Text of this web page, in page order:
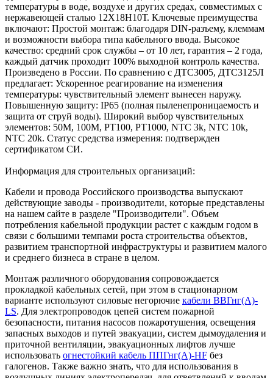
температуры в воде, воздухе и других средах, совместимых с
нержавеющей сталью 12Х18Н10Т. Ключевые преимущества
включают: Простой монтаж: благодаря DIN-разъему, клеммам
и возможности выбора типа кабельного ввода. Высокое
качество: средний срок службы – от 10 лет, гарантия – 2 года,
каждый датчик проходит 100% выходной контроль качества.
Произведено в России. По сравнению с ДТС3005, ДТС3125Л
предлагает: Ускоренное реагирование на изменения
температуры: чувствительный элемент вынесен наружу.
Повышенную защиту: IP65 (полная пыленепроницаемость и
защита от струй воды). Широкий выбор чувствительных
элементов: 50М, 100М, РТ100, РТ1000, NTC 3k, NTC 10k,
NTC 20k. Статус средства измерения: подтвержден
сертификатом СИ.
Информация для строительных организаций:
Кабели и провода Российского производства выпускают
действующие заводы - производители, которые представлены
на нашем сайте в разделе "Производители". Объем
потребления кабельной продукции растет с каждым годом в
связи с большими темпами роста строительства объектов,
развитием транспортной инфраструктуры и развитием малого
и среднего бизнеса в стране в целом.
Монтаж различного оборудования сопровождается
прокладкой кабельных сетей, при этом в стационарном
варианте используют силовые негорючие кабели ВВГнг(А)-
LS. Для электропроводок цепей систем пожарной
безопасности, питания насосов пожаротушения, освещения
запасных выходов и путей эвакуации, систем дымоудаления и
приточной вентиляции, эвакуационных лифтов лучше
использовать огнестойкий кабель ППГнг(А)-HF без
галогенов. Также важно знать, что для использования в